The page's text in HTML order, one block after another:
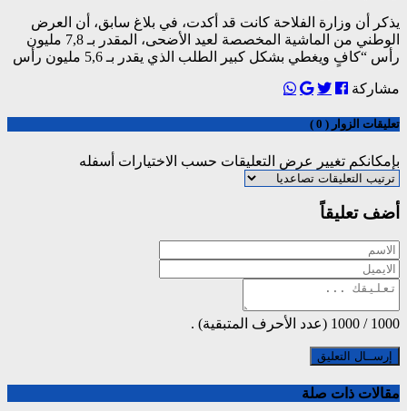
يذكر أن وزارة الفلاحة كانت قد أكدت، في بلاغ سابق، أن العرض
الوطني من الماشية المخصصة لعيد الأضحى، المقدر بـ 7,8 مليون
رأس “كافٍ ويغطي بشكل كبير الطلب الذي يقدر بـ 5,6 مليون رأس
مشاركة
تعليقات الزوار ( 0 )
بإمكانكم تغيير عرض التعليقات حسب الاختيارات أسفله
أضف تعليقاً
1000
/
1000 (عدد الأحرف المتبقية) .
مقالات ذات صلة